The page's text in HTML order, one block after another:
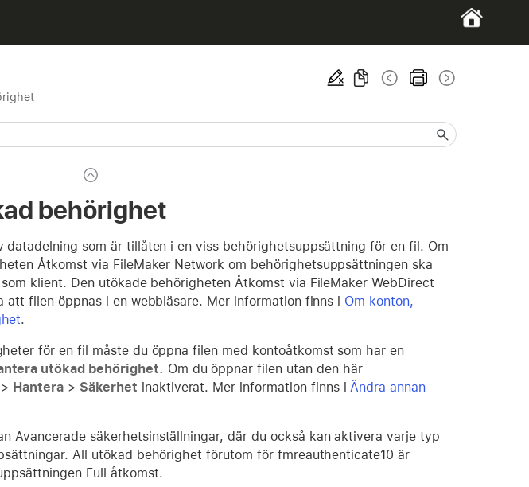
behörighet
som är tillåten i en viss behörighetsuppsättning för en fil. Om
Åtkomst via FileMaker Network om behörighetsuppsättningen ska
klient. Den utökade behörigheten Åtkomst via FileMaker WebDirect
filen öppnas i en webbläsare. Mer information finns i Om konton,
.
för en fil måste du öppna filen med kontoåtkomst som har en
utökad behörighet. Om du öppnar filen utan den här
Hantera > Säkerhet inaktiverat. Mer information finns iÄndra annan
Avancerade säkerhetsinställningar, där du också kan aktivera varje typ
All utökad behörighet förutom för fmreauthenticate10 är
Full åtkomst.